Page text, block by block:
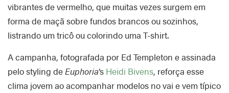
vibrantes de vermelho, que muitas vezes surgem em
forma de maçã sobre fundos brancos ou sozinhos,
listrando um tricô ou colorindo uma T-shirt.
A campanha, fotografada por Ed Templeton e assinada
pelo styling deEuphoria‘s Heidi Bivens, reforça esse
clima jovem ao acompanhar modelos no vai e vem típico